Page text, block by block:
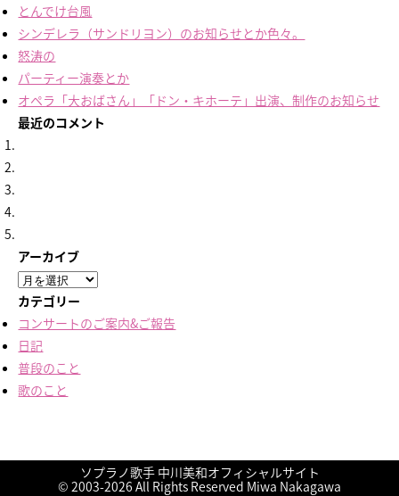
とんでけ台風
シンデレラ（サンドリヨン）のお知らせとか色々。
怒涛の
パーティー演奏とか
オペラ「大おばさん」「ドン・キホーテ」出演、制作のお知らせ
最近のコメント
久しぶりの楽譜にakiより
終演しました！にnakamiwaより
終演しました！にnakamiwaより
終演しました！に友鶴蒼より
終演しました！に友鶴蒼より
アーカイブ
ア
ー
カ
イ
ブ
カテゴリー
コンサートのご案内&ご報告
日記
普段のこと
歌のこと
ソプラノ歌手 中川美和オフィシャルサイト
© 2003-2026 All Rights Reserved Miwa Nakagawa